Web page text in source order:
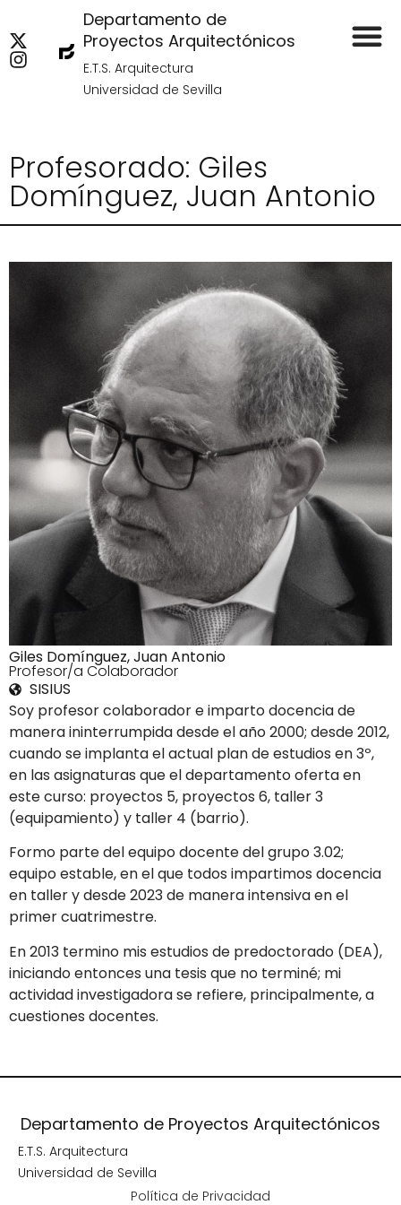
Departamento de
Proyectos Arquitectónicos
E.T.S. Arquitectura
Universidad de Sevilla
Profesorado: Giles
Domínguez, Juan Antonio
Soy profesor colaborador e imparto docencia de
manera ininterrumpida desde el año 2000; desde 2012,
cuando se implanta el actual plan de estudios en 3º,
en las asignaturas que el departamento oferta en
este curso: proyectos 5, proyectos 6, taller 3
(equipamiento) y taller 4 (barrio).
Formo parte del equipo docente del grupo 3.02;
equipo estable, en el que todos impartimos docencia
en taller y desde 2023 de manera intensiva en el
primer cuatrimestre.
En 2013 termino mis estudios de predoctorado (DEA),
iniciando entonces una tesis que no terminé; mi
actividad investigadora se refiere, principalmente, a
cuestiones docentes.
Giles Domínguez, Juan Antonio
4Profesor/a Colaborador
SISIUS
Departamento de Proyectos Arquitectónicos
E.T.S. Arquitectura
Universidad de Sevilla
Política de Privacidad